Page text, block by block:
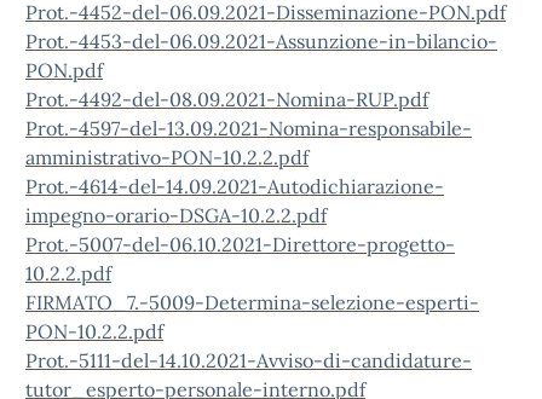
Prot.-4452-del-06.09.2021-Disseminazione-PON.pdf
Prot.-4453-del-06.09.2021-Assunzione-in-bilancio-
PON.pdf
Prot.-4492-del-08.09.2021-Nomina-RUP.pdf
Prot.-4597-del-13.09.2021-Nomina-responsabile-
amministrativo-PON-10.2.2.pdf
Prot.-4614-del-14.09.2021-Autodichiarazione-
impegno-orario-DSGA-10.2.2.pdf
Prot.-5007-del-06.10.2021-Direttore-progetto-
10.2.2.pdf
FIRMATO_7.-5009-Determina-selezione-esperti-
PON-10.2.2.pdf
Prot.-5111-del-14.10.2021-Avviso-di-candidature-
tutor_esperto-personale-interno.pdf